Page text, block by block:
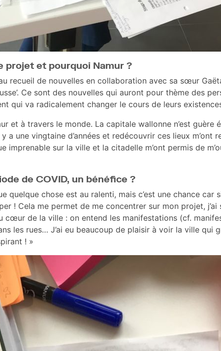
projet et pourquoi Namur ?
recueil de nouvelles en collaboration avec sa sœur
Ce sont des nouvelles qui auront pour thème des
qui va radicalement changer le cours de leurs
et à travers le monde. La capitale wallonne n’est guère
a une vingtaine d’années et redécouvrir ces lieux m’ont
imprenable sur la ville et la citadelle m’ont permis de
de COVID, un bénéfice ?
quelque chose est au ralenti, mais c’est une chance car
! Cela me permet de me concentrer sur mon projet,
cœur de la ville : on entend les manifestations (cf.
les rues… J’ai eu beaucoup de plaisir à voir la ville qui
! »